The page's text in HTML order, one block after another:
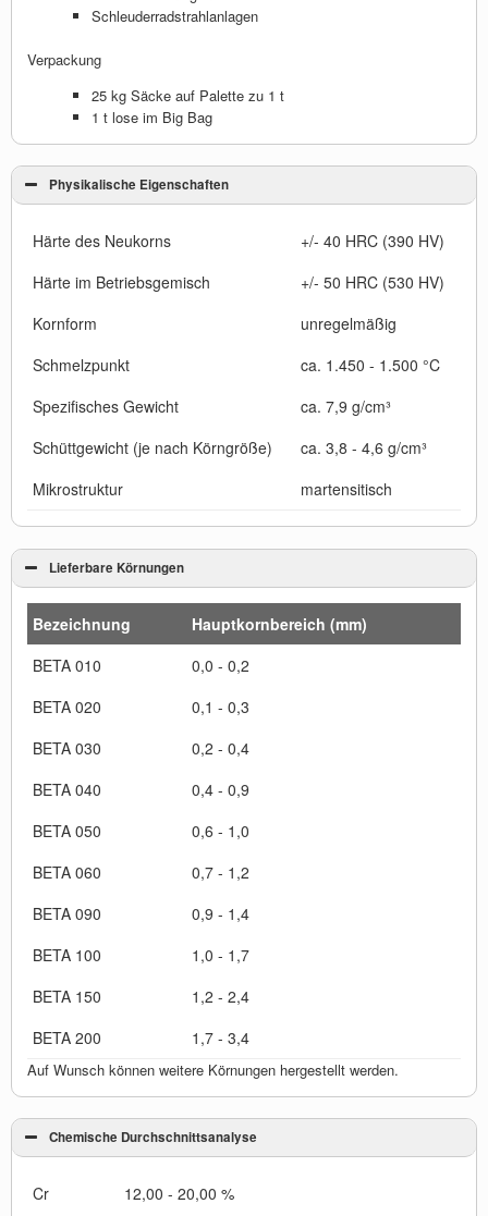
Schleuderradstrahlanlagen
Verpackung
25 kg Säcke auf Palette zu 1 t
1 t lose im Big Bag
Physikalische Eigenschaften
Härte des Neukorns
+/- 40 HRC (390 HV)
Härte im Betriebsgemisch
+/- 50 HRC (530 HV)
Kornform
unregelmäßig
Schmelzpunkt
ca. 1.450 - 1.500 °C
Spezifisches Gewicht
ca. 7,9 g/cm³
Schüttgewicht (je nach Körngröße)
ca. 3,8 - 4,6 g/cm³
Mikrostruktur
martensitisch
Lieferbare Körnungen
Bezeichnung
Hauptkornbereich (mm)
BETA 010
0,0 - 0,2
BETA 020
0,1 - 0,3
BETA 030
0,2 - 0,4
BETA 040
0,4 - 0,9
BETA 050
0,6 - 1,0
BETA 060
0,7 - 1,2
BETA 090
0,9 - 1,4
BETA 100
1,0 - 1,7
BETA 150
1,2 - 2,4
BETA 200
1,7 - 3,4
Auf Wunsch können weitere Körnungen hergestellt werden.
Chemische Durchschnittsanalyse
Cr
12,00 - 20,00 %